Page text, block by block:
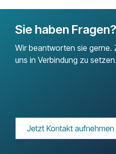
Sie haben Fragen?
Wir beantworten sie gerne.
uns in Verbindung zu setzen.